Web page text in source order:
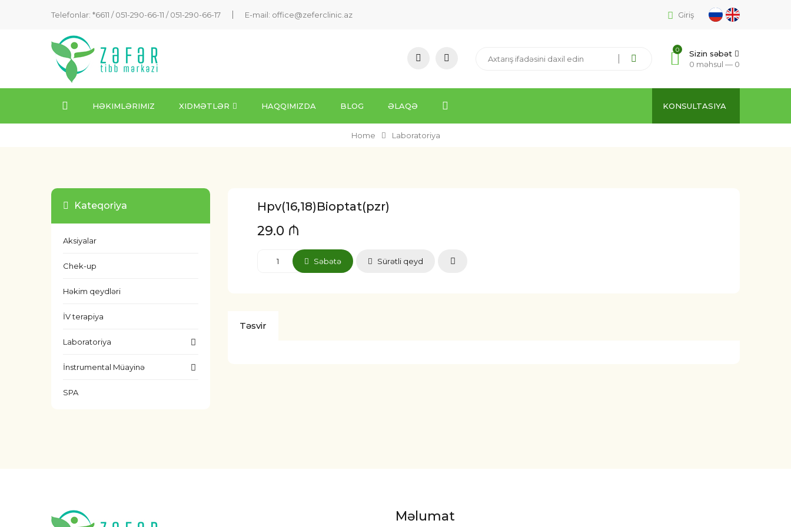
Telefonlar: *6611 /051-290-66-11 /051-290-66-17 E-mail: office@zeferclinic.az Giriş
0
Sizin səbət
0 məhsul — 0
HƏKIMLƏRIMIZ XIDMƏTLƏR HAQQIMIZDA BLOG ƏLAQƏ KONSULTASIYA
Home Laboratoriya
Hpv(16,18)Bioptat(pzr)
29.0 ₼
Səbətə Sürətli qeyd
Təsvir
Kateqoriya
Aksiyalar
Chek-up
Həkim qeydləri
İV terapiya
Laboratoriya
İnstrumental Müayinə
SPA
Məlumat